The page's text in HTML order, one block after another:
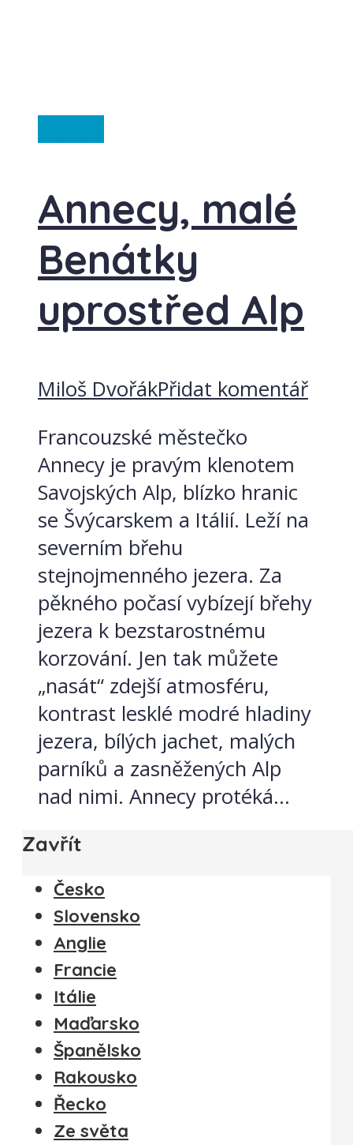
Annecy, malé
Benátky
uprostřed Alp
Miloš DvořákPřidat komentář
Francouzské městečko
Annecy je pravým klenotem
Savojských Alp, blízko hranic
se Švýcarskem a Itálií. Leží na
severním břehu
stejnojmenného jezera. Za
pěkného počasí vybízejí břehy
jezera k bezstarostnému
korzování. Jen tak můžete
„nasát“ zdejší atmosféru,
kontrast lesklé modré hladiny
jezera, bílých jachet, malých
parníků a zasněžených Alp
nad nimi. Annecy protéká...
Zavřít
Česko
Slovensko
Anglie
Francie
Itálie
Maďarsko
Španělsko
Rakousko
Řecko
Ze světa